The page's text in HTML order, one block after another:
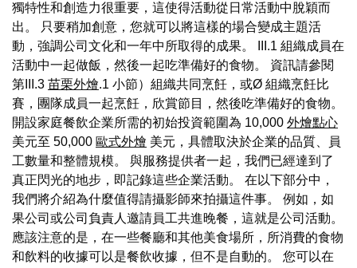
獨特性和創造力很重要，這使得活動從日常活動中脫穎而
出。 只要稍加創意，您就可以將這樣的場合變成主題活
動，強調公司文化和一年中所取得的成果。 III.1 組織成員在
活動中一起做飯，然後一起吃準備好的食物。 資訊請參閱
第III.3 苗栗外燴.1 小節）組織共同烹飪，或Ø 組織烹飪比
賽，團隊成員一起烹飪，欣賞節目，然後吃準備好的食物。
開設家庭餐飲企業所需的初始投資範圍為 10,000 外燴點心
美元至 50,000 歐式外燴 美元，具體取決於企業的品質、員
工數量和整體規模。 與服務提供者一起，我們已經達到了
真正閃光的地步，即記錄這些企業活動。 在以下部分中，
我們將介紹為什麼值得請攝影師來拍攝這件事。 例如，如
果公司或公司負責人邀請員工共進晚餐，這就是公司活動。
應該注意的是，在一些餐廳和其他美食場所，所消費的食物
和飲料的收據可以是餐飲收據，但不是自動的。 您可以在